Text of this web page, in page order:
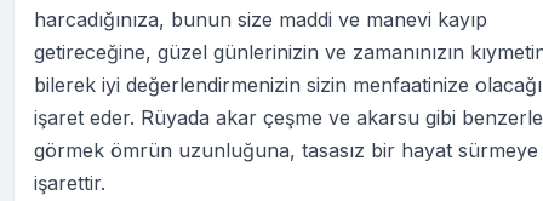
harcadığınıza, bunun size maddi ve manevi kayıp
getireceğine, güzel günlerinizin ve zamanınızın
bilerek iyi değerlendirmenizin sizin menfaatinize
işaret eder. Rüyada akar çeşme ve akarsu gibi
görmek ömrün uzunluğuna, tasasız bir hayat sürmeye
işarettir.